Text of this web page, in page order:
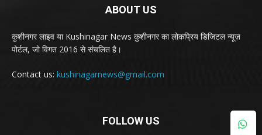
ABOUT US
कुशीनगर लाइव या Kushinagar News कुशीनगर का लोकप्रिय डिजिटल न्यूज़
पोर्टल, जो विगत 2016 से संचलित है।
Contact us: kushinagarnews@gmail.com
FOLLOW US